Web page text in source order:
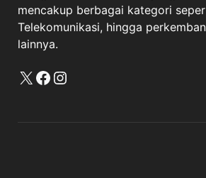
mencakup berbagai kategori
Telekomunikasi, hingga
lainnya.
X Facebook
Instagram